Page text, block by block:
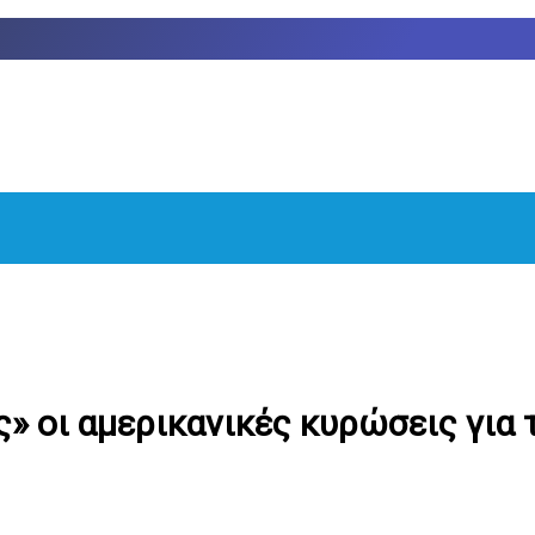
οι αμερικανικές κυρώσεις για